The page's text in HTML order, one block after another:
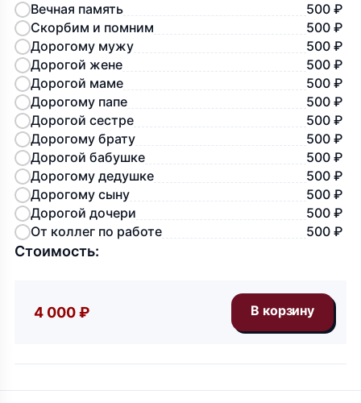
Вечная память
500 ₽
Скорбим и помним
500 ₽
Дорогому мужу
500 ₽
Дорогой жене
500 ₽
Дорогой маме
500 ₽
Дорогому папе
500 ₽
Дорогой сестре
500 ₽
Дорогому брату
500 ₽
Дорогой бабушке
500 ₽
Дорогому дедушке
500 ₽
Дорогому сыну
500 ₽
Дорогой дочери
500 ₽
От коллег по работе
500 ₽
Стоимость:
4 000 ₽